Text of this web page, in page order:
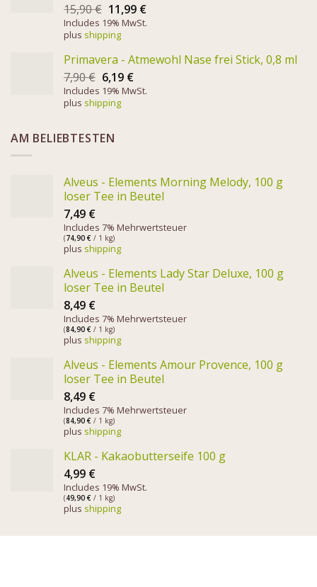
15,90€ 11,99 €
Includes 19% MwSt.
plus shipping
Primavera - Atmewohl Nase frei Stick, 0,8 ml
7,90€ 6,19 €
Includes 19% MwSt.
plus shipping
AM BELIEBTESTEN
Alveus - Elements Morning Melody, 100 g
loser Tee in Beutel
7,49 €
Includes 7% Mehrwertsteuer
(74,90 € / 1 kg)
plus shipping
Alveus - Elements Lady Star Deluxe, 100 g
loser Tee in Beutel
8,49 €
Includes 7% Mehrwertsteuer
(84,90 € / 1 kg)
plus shipping
Alveus - Elements Amour Provence, 100 g
loser Tee in Beutel
8,49 €
Includes 7% Mehrwertsteuer
(84,90 € / 1 kg)
plus shipping
KLAR - Kakaobutterseife 100 g
4,99 €
Includes 19% MwSt.
(49,90 € / 1 kg)
plus shipping